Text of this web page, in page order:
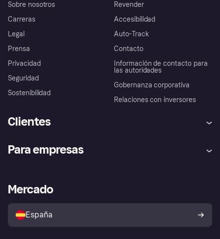
Sobre nosotros
Carreras
Legal
Prensa
Privacidad
Seguridad
Sostenibilidad
Revender
Accesibilidad
Auto-Track
Contacto
Información de contacto para
las autoridades
Gobernanza corporativa
Relaciones con inversores
Clientes
Inicio de sesión
Directorio de tiendas
Política de protección al
comprador de Klarna
Reclamaciones
Para empresas
Acceso empresas
Mercado
España